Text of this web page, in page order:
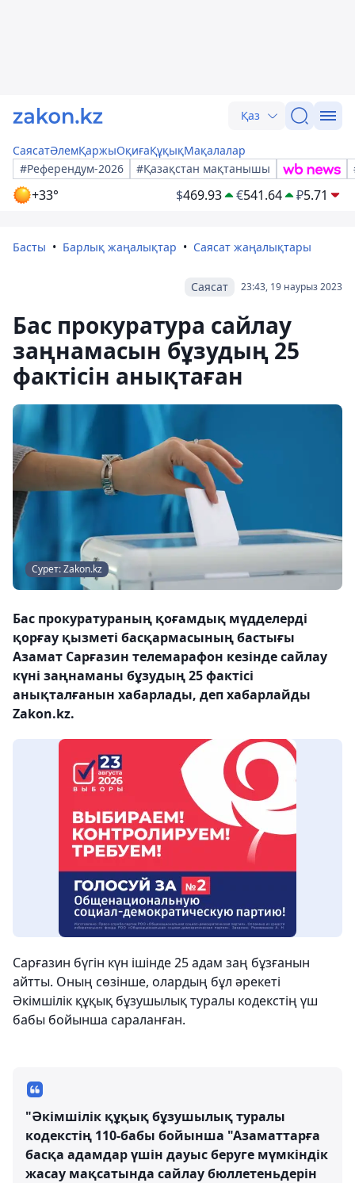
Қаз
СаясатӘлемҚаржыОқиғаҚұқықМақалалар
#Референдум-2026
#Қазақстан мақтанышы
+33° $469.93 €541.64 ₽5.71
Басты Барлық жаңалықтар Саясат жаңалықтары
23:43, 19 наурыз 2023
Саясат
Бас прокуратура сайлау
заңнамасын бұзудың 25
фактісін анықтаған
Сурет: Zakon.kz
Бас прокуратураның қоғамдық мүдделерді
қорғау қызметі басқармасының бастығы
Азамат Сарғазин телемарафон кезінде сайлау
күні заңнаманы бұзудың 25 фактісі
анықталғанын хабарлады, деп хабарлайды
Zakon.kz.
Сарғазин бүгін күн ішінде 25 адам заң бұзғанын
айтты. Оның сөзінше, олардың бұл әрекеті
Әкімшілік құқық бұзушылық туралы кодекстің үш
бабы бойынша сараланған.
"Әкімшілік құқық бұзушылық туралы
кодекстің 110-бабы бойынша "Азаматтарға
басқа адамдар үшiн дауыс беруге мүмкiндiк
жасау мақсатында сайлау бюллетеньдерiн